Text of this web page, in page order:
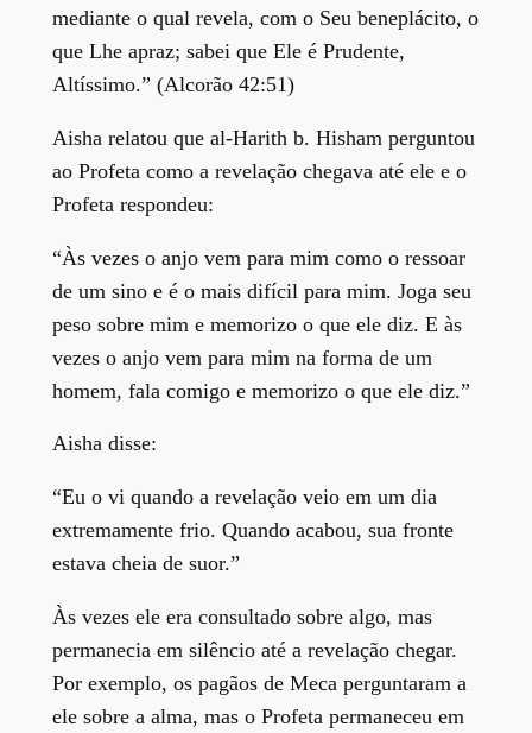
mediante o qual revela, com o Seu beneplácito, o
que Lhe apraz; sabei que Ele é Prudente,
Altíssimo.” (Alcorão 42:51)
Aisha relatou que al-Harith b. Hisham perguntou
ao Profeta como a revelação chegava até ele e o
Profeta respondeu:
“Às vezes o anjo vem para mim como o ressoar
de um sino e é o mais difícil para mim. Joga seu
peso sobre mim e memorizo o que ele diz. E às
vezes o anjo vem para mim na forma de um
homem, fala comigo e memorizo o que ele diz.”
Aisha disse:
“Eu o vi quando a revelação veio em um dia
extremamente frio. Quando acabou, sua fronte
estava cheia de suor.”
Às vezes ele era consultado sobre algo, mas
permanecia em silêncio até a revelação chegar.
Por exemplo, os pagãos de Meca perguntaram a
ele sobre a alma, mas o Profeta permaneceu em